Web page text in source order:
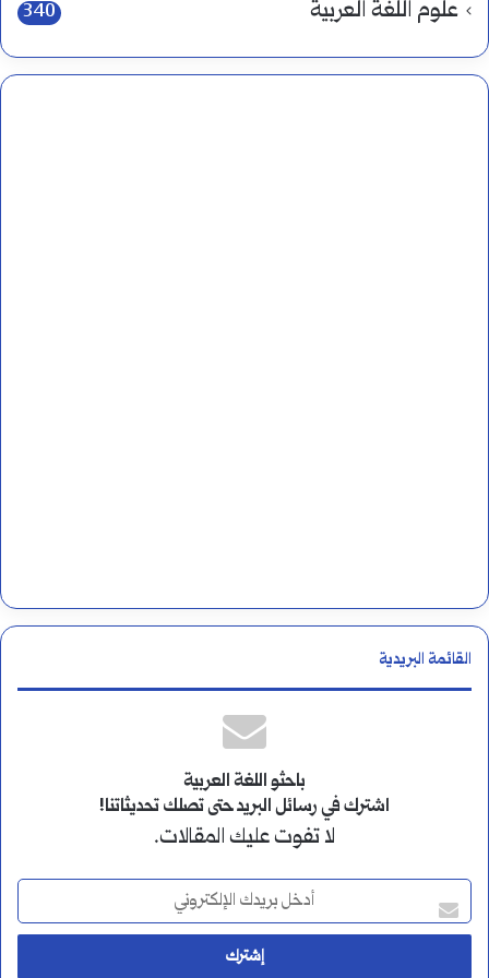
علوم اللغة العربية 340
القائمة البريدية
باحثو اللغة العربية
اشترك في رسائل البريد حتى تصلك تحديثاتنا!
لا تفوت عليك المقالات.
د